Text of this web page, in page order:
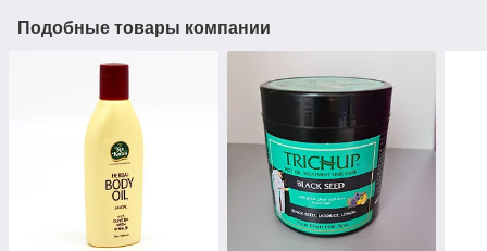
Подобные товары компании